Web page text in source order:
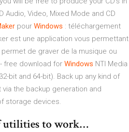
Audio, Video, Mixed Mode and CD
pour Windows : téléchargement
est une application vous permettant
de graver de la musique ou
free download for Windows NTI Media
bit and 64-bit). Back up any kind of
the backup generation and
storage devices.
utilities to work…